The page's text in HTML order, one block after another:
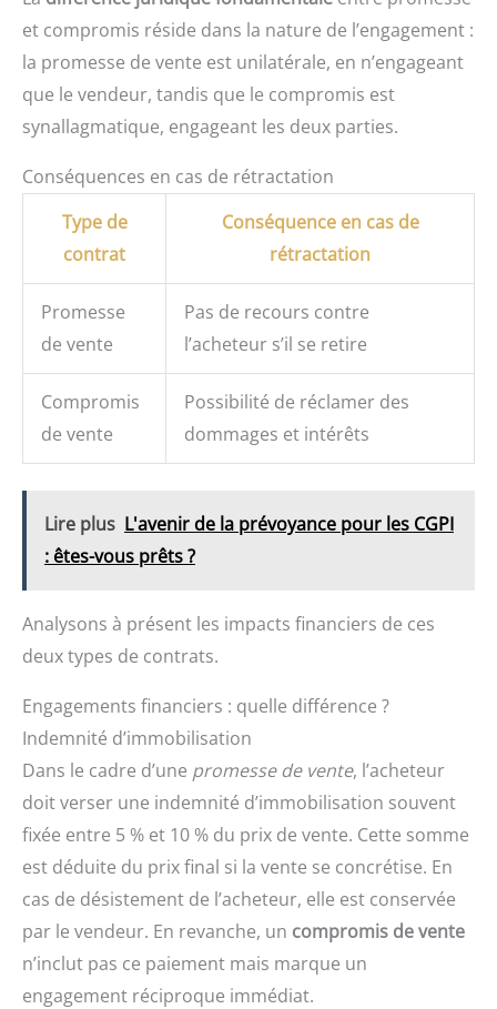
et compromis réside dans la nature de l’engagement :
la promesse de vente est unilatérale, en n’engageant
que le vendeur, tandis que le compromis est
synallagmatique, engageant les deux parties.
Conséquences en cas de rétractation
Type de
contrat
Conséquence en cas de
rétractation
Promesse
de vente
Pas de recours contre
l’acheteur s’il se retire
Compromis
de vente
Possibilité de réclamer des
dommages et intérêts
Lire plus L'avenir de la prévoyance pour les CGPI
: êtes-vous prêts ?
Analysons à présent les impacts financiers de ces
deux types de contrats.
Engagements financiers : quelle différence ?
Indemnité d’immobilisation
Dans le cadre d’une promesse de vente, l’acheteur
doit verser une indemnité d’immobilisation souvent
fixée entre 5 % et 10 % du prix de vente. Cette somme
est déduite du prix final si la vente se concrétise. En
cas de désistement de l’acheteur, elle est conservée
par le vendeur. En revanche, un compromis de vente
n’inclut pas ce paiement mais marque un
engagement réciproque immédiat.